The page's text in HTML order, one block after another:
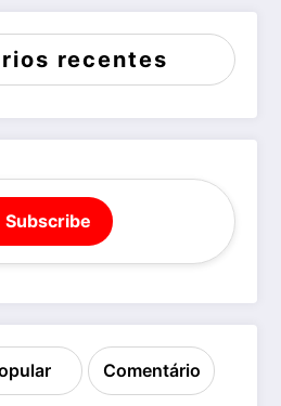
recentes
Subscribe
Comentário